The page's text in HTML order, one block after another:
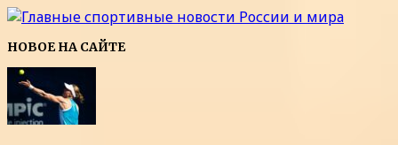
НОВОЕ НА САЙТЕ